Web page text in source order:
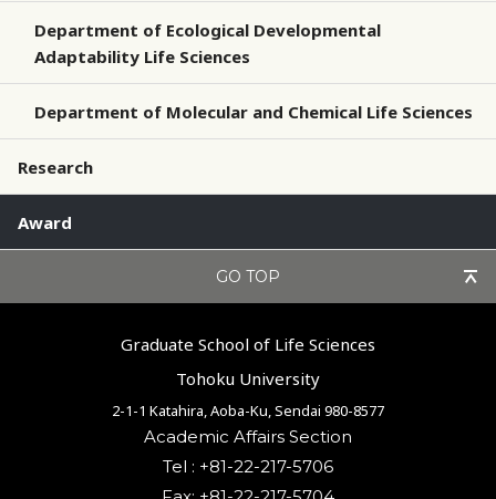
Department of Ecological Developmental
Adaptability Life Sciences
Department of Molecular and Chemical Life Sciences
Research
Award
GO TOP
Graduate School of Life Sciences
Tohoku University
2-1-1 Katahira, Aoba-Ku, Sendai 980-8577
Academic Affairs Section
Tel : +81-22-217-5706